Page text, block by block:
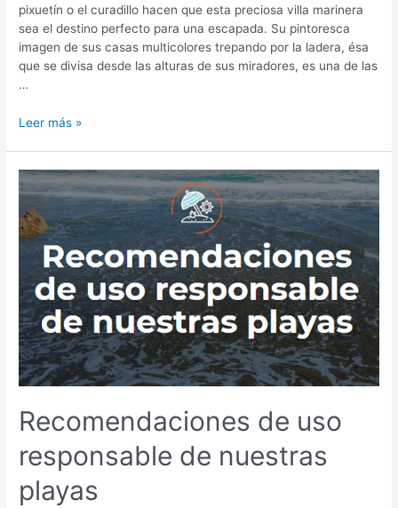
pixuetín o el curadillo hacen que esta preciosa villa marinera
sea el destino perfecto para una escapada. Su pintoresca
imagen de sus casas multicolores trepando por la ladera, ésa
que se divisa desde las alturas de sus miradores, es una de las
…
Cudillero:
es
uno
de
los
pueblos
bonitos
de
Asturias
(y
de
España)
Leer más »
Recomendaciones de uso
responsable de nuestras
playas